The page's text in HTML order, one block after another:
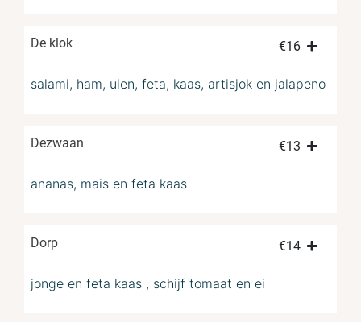
De klok €16
salami, ham, uien, feta, kaas, artisjok en jalapeno
Dezwaan €13
ananas, mais en feta kaas
Dorp €14
jonge en feta kaas , schijf tomaat en ei